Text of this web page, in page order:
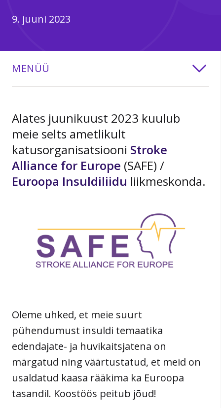
9. juuni 2023
Alates juunikuust 2023 kuulub
meie selts ametlikult
katusorganisatsiooni Stroke
Alliance for Europe (SAFE) /
Euroopa Insuldiliidu liikmeskonda.
Oleme uhked, et meie suurt
pühendumust insuldi temaatika
edendajate- ja huvikaitsjatena on
märgatud ning väärtustatud, et meid on
usaldatud kaasa rääkima ka Euroopa
tasandil. Koostöös peitub jõud!
MENÜÜ